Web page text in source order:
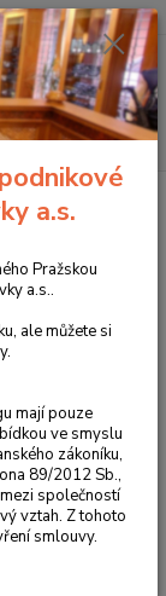
Menu
Hledat
weaver montáž
a.s.
Pražskou
a.s..
ale můžete si
mají pouze
ve smyslu
zákoníku,
89/2012 Sb.,
společností
vztah. Z tohoto
smlouvy.